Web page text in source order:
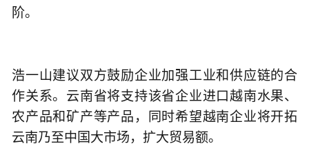
阶。
浩一山建议双方鼓励企业加强工业和供应链的合
作关系。云南省将支持该省企业进口越南水果、
农产品和矿产等产品，同时希望越南企业将开拓
云南乃至中国大市场，扩大贸易额。